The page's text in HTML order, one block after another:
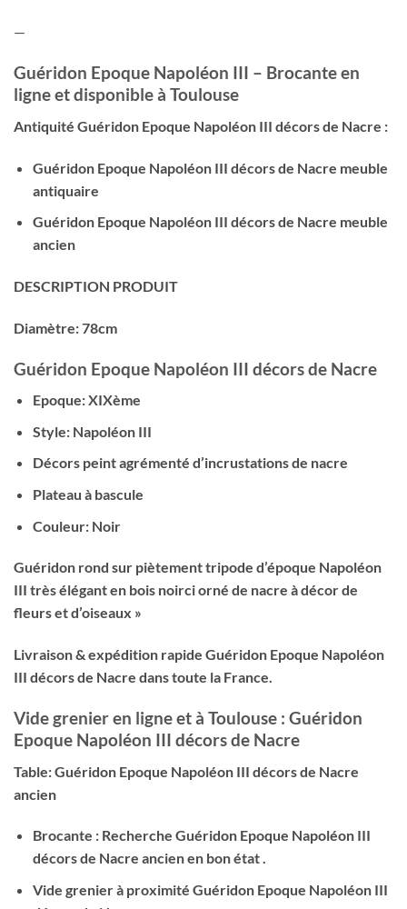
—
Guéridon Epoque Napoléon III – Brocante en
ligne et disponible à Toulouse
Antiquité Guéridon Epoque Napoléon III décors de Nacre :
Guéridon Epoque Napoléon III décors de Nacre meuble
antiquaire
Guéridon Epoque Napoléon III décors de Nacre meuble
ancien
DESCRIPTION PRODUIT
Diamètre: 78cm
Guéridon Epoque Napoléon III décors de Nacre
Epoque: XIXème
Style: Napoléon III
Décors peint agrémenté d’incrustations de nacre
Plateau à bascule
Couleur: Noir
Guéridon rond sur piètement tripode d’époque Napoléon
III très élégant en bois noirci orné de nacre à décor de
fleurs et d’oiseaux »
Livraison & expédition rapide Guéridon Epoque Napoléon
III décors de Nacre dans toute la France.
Vide grenier en ligne et à Toulouse : Guéridon
Epoque Napoléon III décors de Nacre
Table: Guéridon Epoque Napoléon III décors de Nacre
ancien
Brocante : Recherche Guéridon Epoque Napoléon III
décors de Nacre ancien en bon état .
Vide grenier à proximité Guéridon Epoque Napoléon III